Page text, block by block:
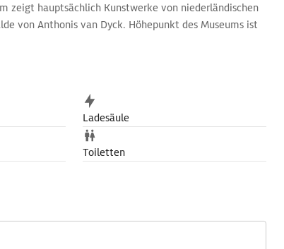
zeigt hauptsächlich Kunstwerke von niederländischen
von Anthonis van Dyck. Höhepunkt des Museums ist
befindet sich das Kreismuseum Oberhavel. Es zeigt
slawischen Siedlung ›Bothzowe‹ bis zum Fall der
dass die Entwicklung der modernen Farbchemie im
Vor dem Schloss fällt eine Granitskulptur Fritz Cremers
ist ein Mahnmal zum Gedenken an das nahe KZ
hier Tulpen, Hyazinthen, Narzissen und viele andere
Ladesäule
Toiletten